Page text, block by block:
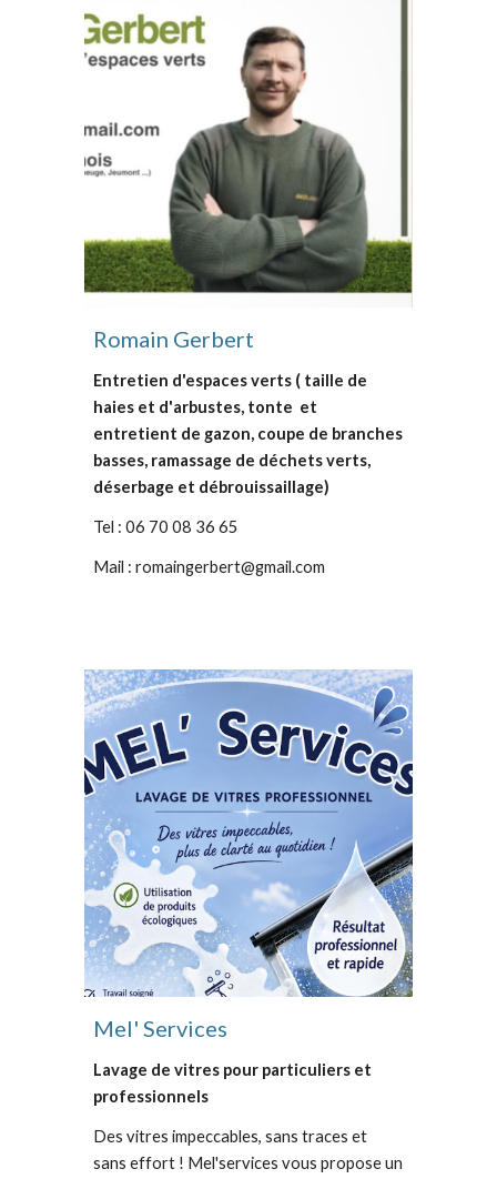
Romain Gerbert
Entretien d'espaces verts ( taille de
haies et d'arbustes, tonte et
entretient de gazon, coupe de branches
basses, ramassage de déchets verts,
déserbage et débrouissaillage)
Tel : 06 70 08 36 65
Mail : romaingerbert@gmail.com
Mel' Services
Lavage de vitres pour particuliers et
professionnels
Des vitres impeccables, sans traces et
sans effort ! Mel'services vous propose un